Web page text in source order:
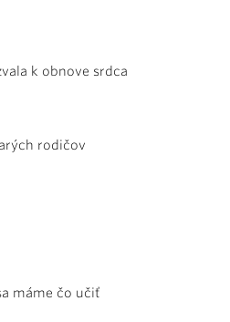
k obnove srdca
rodičov
máme čo učiť